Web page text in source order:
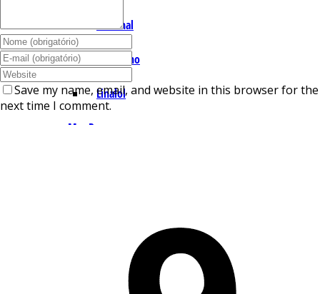
Lemonal
Limoneno
Linalol
M – P
Miristicina
Save my name, email, and website in this browser for the
next time I comment.